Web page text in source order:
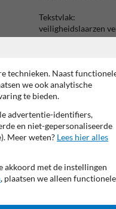
Tekstvlak:
veiligheidslaarzen
Pictogram: M004 -
Tekstvlak:
oogbescherming
Picto 3:
Pictogram: M015 -
veiligheidshesje
Pictogram: Baan
technieken. Naast
we ook analytische
te bieden.
advertentie-identifiers,
en niet-gepersonaliseerde
Meer weten? Lees hier alles
akkoord met de instellingen
, plaatsen we alleen functionele